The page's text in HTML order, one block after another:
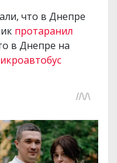
что в Днепре
протаранил
в Днепре на